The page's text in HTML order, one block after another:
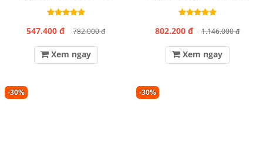
547.400 đ 782.000 đ
Xem ngay
802.200 đ 1.146.000 đ
Xem ngay
-30% -30%